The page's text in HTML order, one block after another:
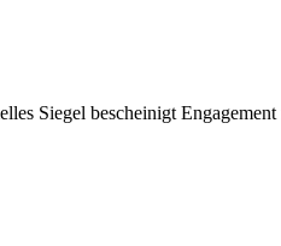
Siegel bescheinigt